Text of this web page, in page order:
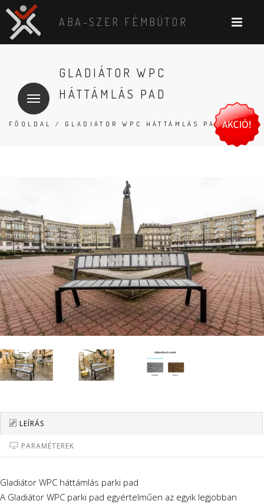
ABA-SZER FÉMBÚTOR
GLADIÁTOR WPC
HÁTTÁMLÁS PAD
FŐOLDAL / GLADIÁTOR WPC HÁTTÁMLÁS PAD
LEÍRÁS
PARAMÉTEREK
Gladiátor WPC háttámlás parki pad
A Gladiátor WPC parki pad egyértelműen az egyik legjobban